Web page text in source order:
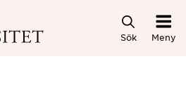
Sök Meny